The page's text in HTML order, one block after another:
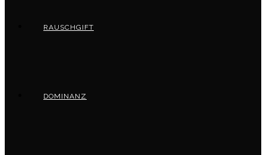
RAUSCHGIFT
DOMINANZ